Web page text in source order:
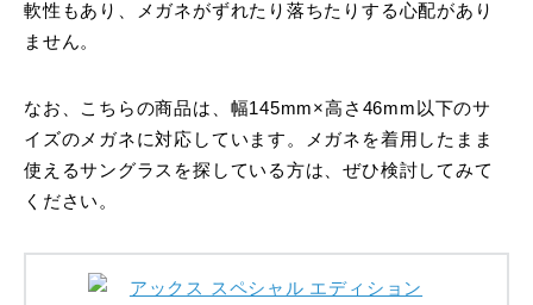
軟性もあり、メガネがずれたり落ちたりする心配があり
ません。
なお、こちらの商品は、幅145mm×高さ46mm以下のサ
イズのメガネに対応しています。メガネを着用したまま
使えるサングラスを探している方は、ぜひ検討してみて
ください。